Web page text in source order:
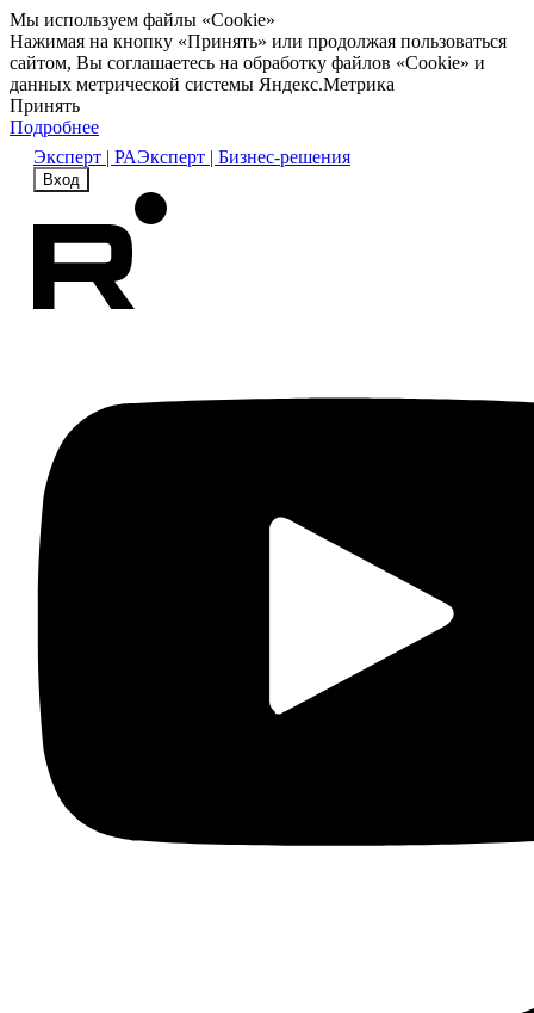
Мы используем файлы «Cookie»
Нажимая на кнопку «Принять» или продолжая пользоваться
сайтом, Вы соглашаетесь на обработку файлов «Cookie» и
данных метрической системы Яндекс.Метрика
Принять
Подробнее
Эксперт | РАЭксперт | Бизнес-решения
Вход